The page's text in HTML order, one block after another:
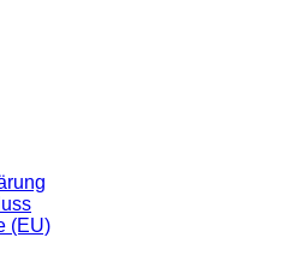
(EU)